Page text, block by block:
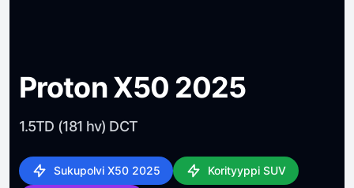
Proton X50 2025
1.5TD (181 hv) DCT
Sukupolvi X50 2025 Korityyppi SUV